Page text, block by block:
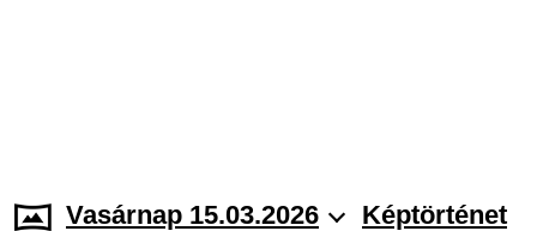
Vasárnap 15.03.2026 Képtörténet